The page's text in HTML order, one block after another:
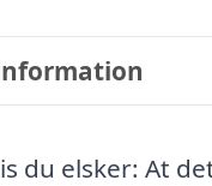
du elsker: At